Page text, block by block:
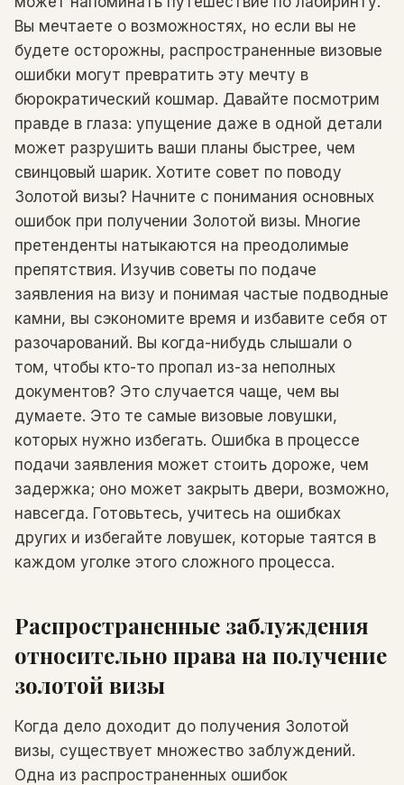
Вы мечтаете о возможностях, но если вы не
будете осторожны, распространенные визовые
ошибки могут превратить эту мечту в
бюрократический кошмар. Давайте посмотрим
правде в глаза: упущение даже в одной детали
может разрушить ваши планы быстрее, чем
свинцовый шарик. Хотите совет по поводу
Золотой визы? Начните с понимания основных
ошибок при получении Золотой визы. Многие
претенденты натыкаются на преодолимые
препятствия. Изучив советы по подаче
заявления на визу и понимая частые подводные
камни, вы сэкономите время и избавите себя от
разочарований. Вы когда-нибудь слышали о
том, чтобы кто-то пропал из-за неполных
документов? Это случается чаще, чем вы
думаете. Это те самые визовые ловушки,
которых нужно избегать. Ошибка в процессе
подачи заявления может стоить дороже, чем
задержка; оно может закрыть двери, возможно,
навсегда. Готовьтесь, учитесь на ошибках
других и избегайте ловушек, которые таятся в
каждом уголке этого сложного процесса.
Распространенные заблуждения
относительно права на получение
золотой визы
Когда дело доходит до получения Золотой
визы, существует множество заблуждений.
Одна из распространенных ошибок